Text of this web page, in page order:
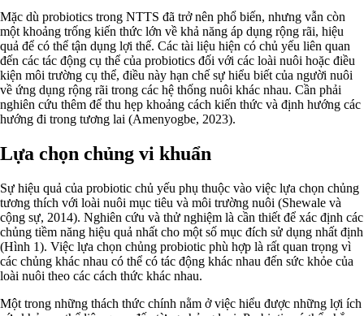
Mặc dù probiotics trong NTTS đã trở nên phổ biến, nhưng vẫn còn
một khoảng trống kiến ​​thức lớn về khả năng áp dụng rộng rãi, hiệu
quả để có thể tận dụng lợi thế. Các tài liệu hiện có chủ yếu liên quan
đến các tác động cụ thể của probiotics đối với các loài nuôi hoặc điều
kiện môi trường cụ thể, điều này hạn chế sự hiểu biết của người nuôi
về ứng dụng rộng rãi trong các hệ thống nuôi khác nhau. Cần phải
nghiên cứu thêm để thu hẹp khoảng cách kiến ​​thức và định hướng các
hướng đi trong tương lai (Amenyogbe, 2023).
Lựa chọn chủng vi khuẩn
Sự hiệu quả của probiotic chủ yếu phụ thuộc vào việc lựa chọn chủng
tương thích với loài nuôi mục tiêu và môi trường nuôi (Shewale và
cộng sự, 2014). Nghiên cứu và thử nghiệm là cần thiết để xác định các
chủng tiềm năng hiệu quả nhất cho một số mục đích sử dụng nhất định
(Hình 1). Việc lựa chọn chủng probiotic phù hợp là rất quan trọng vì
các chủng khác nhau có thể có tác động khác nhau đến sức khỏe của
loài nuôi theo các cách thức khác nhau.
Một trong những thách thức chính nằm ở việc hiểu được những lợi ích